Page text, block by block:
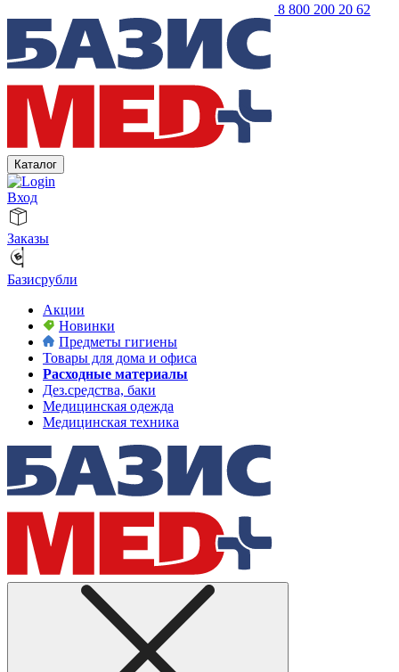
8 800 200 20 62
Каталог
Вход
Заказы
Базисрубли
Акции
Новинки
Предметы гигиены
Товары для дома и офиса
Расходные материалы
Дез.средства, баки
Медицинская одежда
Медицинская техника